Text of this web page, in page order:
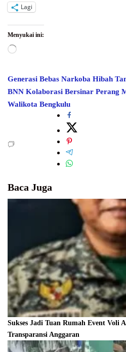
Lagi
Menyukai ini:
Memuat...
Generasi Bebas Narkoba Hibah
BNN Kolaborasi Bersinar Perang
Walikota Bengkulu
Baca Juga
Sukses Jadi Tuan Rumah Event Voli
Transparansi Anggaran